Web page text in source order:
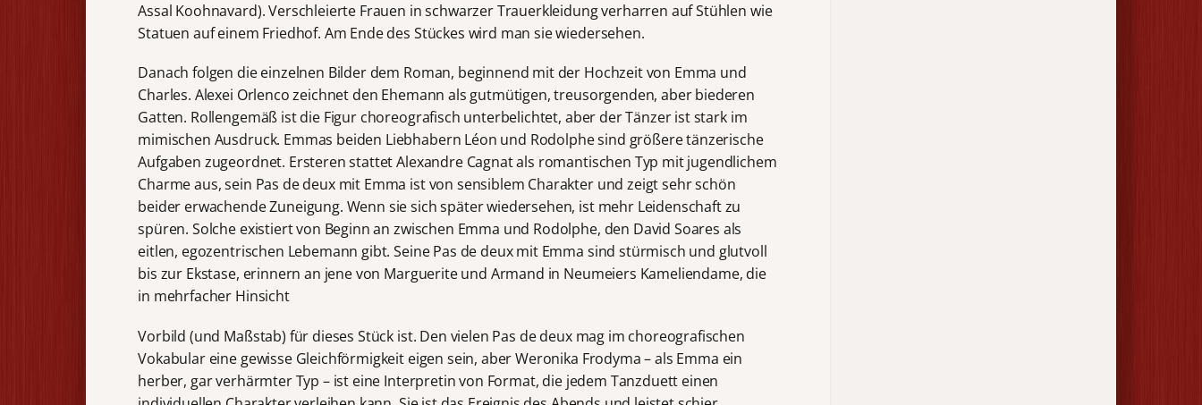
Assal Koohnavard). Verschleierte Frauen in schwarzer Trauerkleidung verharren auf Stühlen wie
Statuen auf einem Friedhof. Am Ende des Stückes wird man sie wiedersehen.
Danach folgen die einzelnen Bilder dem Roman, beginnend mit der Hochzeit von Emma und
Charles. Alexei Orlenco zeichnet den Ehemann als gutmütigen, treusorgenden, aber biederen
Gatten. Rollengemäß ist die Figur choreografisch unterbelichtet, aber der Tänzer ist stark im
mimischen Ausdruck. Emmas beiden Liebhabern Léon und Rodolphe sind größere tänzerische
Aufgaben zugeordnet. Ersteren stattet Alexandre Cagnat als romantischen Typ mit jugendlichem
Charme aus, sein Pas de deux mit Emma ist von sensiblem Charakter und zeigt sehr schön
beider erwachende Zuneigung. Wenn sie sich später wiedersehen, ist mehr Leidenschaft zu
spüren. Solche existiert von Beginn an zwischen Emma und Rodolphe, den David Soares als
eitlen, egozentrischen Lebemann gibt. Seine Pas de deux mit Emma sind stürmisch und glutvoll
bis zur Ekstase, erinnern an jene von Marguerite und Armand in Neumeiers Kameliendame, die
in mehrfacher Hinsicht
Vorbild (und Maßstab) für dieses Stück ist. Den vielen Pas de deux mag im choreografischen
Vokabular eine gewisse Gleichförmigkeit eigen sein, aber Weronika Frodyma – als Emma ein
herber, gar verhärmter Typ – ist eine Interpretin von Format, die jedem Tanzduett einen